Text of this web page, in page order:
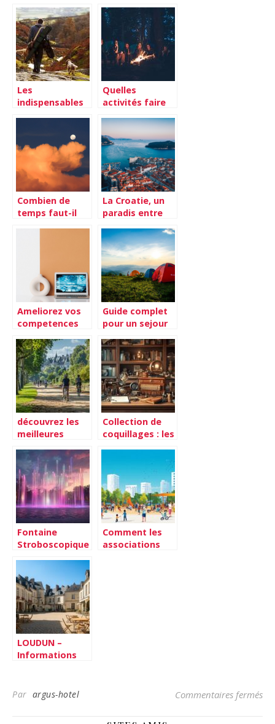
Les
indispensables
Quelles
activités faire
vacances ?
Combien de
temps faut-il
La Croatie, un
paradis entre
pour des
vacances en
famille
Ameliorez vos
competences
digital avec une
formation sea a
nantes
Guide complet
pour un sejour
camping en
corse
découvrez les
meilleures
location de vélo
sur angers pour
vos balades
Collection de
coquillages : les
Méditerranée
Fontaine
Stroboscopique
Optique
Transforme
l’Eau en Œuvre
d’Art
Hypnotique
Comment les
associations
LOUDUN –
Informations
Restaurants –
Par argus-hotel Commentaires fermés